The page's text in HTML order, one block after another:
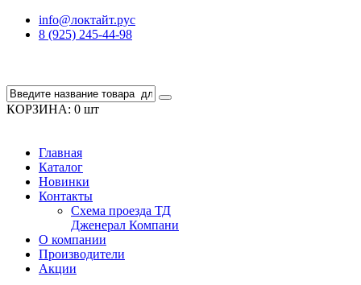
info@локтайт.рус
8 (925) 245-44-98
КОРЗИНА: 0 шт
Главная
Каталог
Новинки
Контакты
Схема проезда ТД
Дженерал Компани
О компании
Производители
Акции